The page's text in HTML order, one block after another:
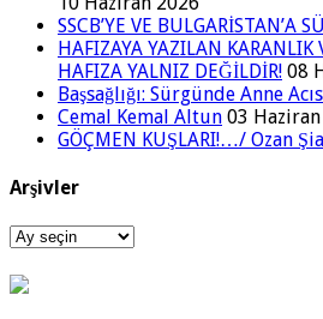
SSCB’YE VE BULGARİSTAN’A
HAFIZAYA YAZILAN
HAFIZA YALNIZ DEĞİLDİR! 08
Başsağlığı: Sürgünde Anne
Cemal Kemal Altun 03
GÖÇMEN KUŞLARI!…/ Ozan
Arşivler
Arşivler